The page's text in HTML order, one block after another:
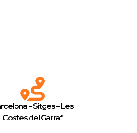
– Sitges – Les
Costes del Garraf